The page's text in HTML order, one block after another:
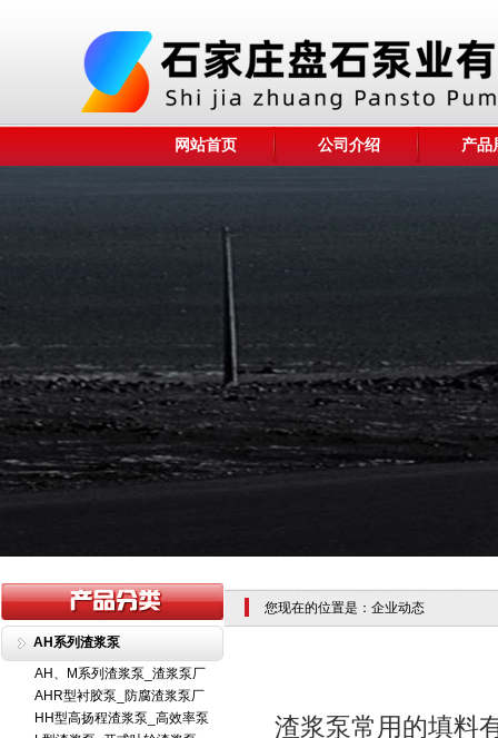
网站首页 公司介绍 产品
AH系列渣浆泵
AH、M系列渣浆泵_渣浆泵厂
AHR型衬胶泵_防腐渣浆泵厂
HH型高扬程渣浆泵_高效率泵
您现在的位置是：企业动态
渣浆泵常用的填料